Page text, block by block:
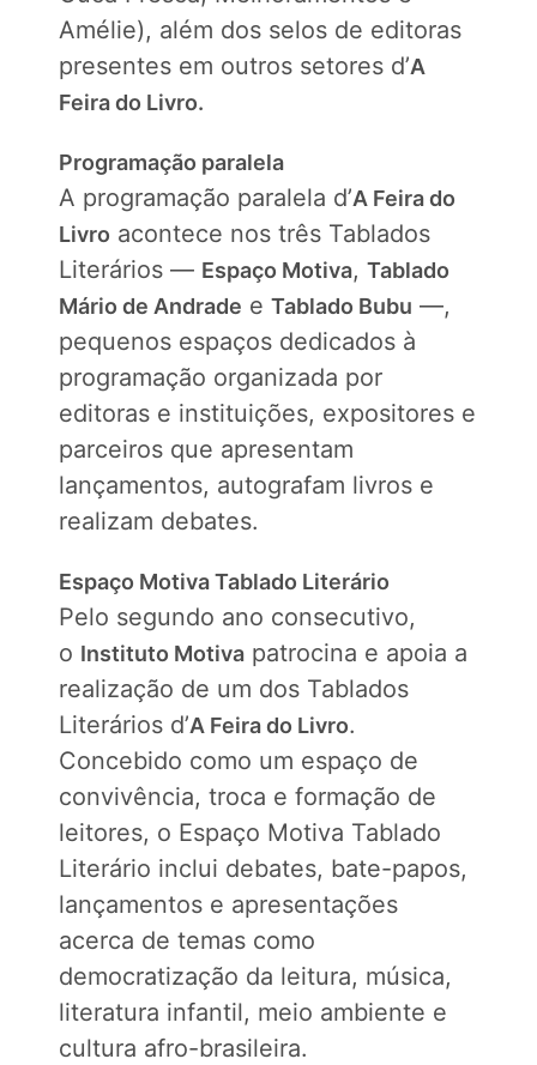
Amélie), além dos selos de editoras
presentes em outros setores d’A
Feira do Livro.
Programação paralela
A programação paralela d’A Feira do
Livro acontece nos três Tablados
Literários — Espaço Motiva, Tablado
Mário de Andrade e Tablado Bubu —,
pequenos espaços dedicados à
programação organizada por
editoras e instituições, expositores e
parceiros que apresentam
lançamentos, autografam livros e
realizam debates.
Espaço Motiva Tablado Literário
Pelo segundo ano consecutivo,
o Instituto Motiva patrocina e apoia a
realização de um dos Tablados
Literários d’A Feira do Livro.
Concebido como um espaço de
convivência, troca e formação de
leitores, o Espaço Motiva Tablado
Literário inclui debates, bate-papos,
lançamentos e apresentações
acerca de temas como
democratização da leitura, música,
literatura infantil, meio ambiente e
cultura afro-brasileira.